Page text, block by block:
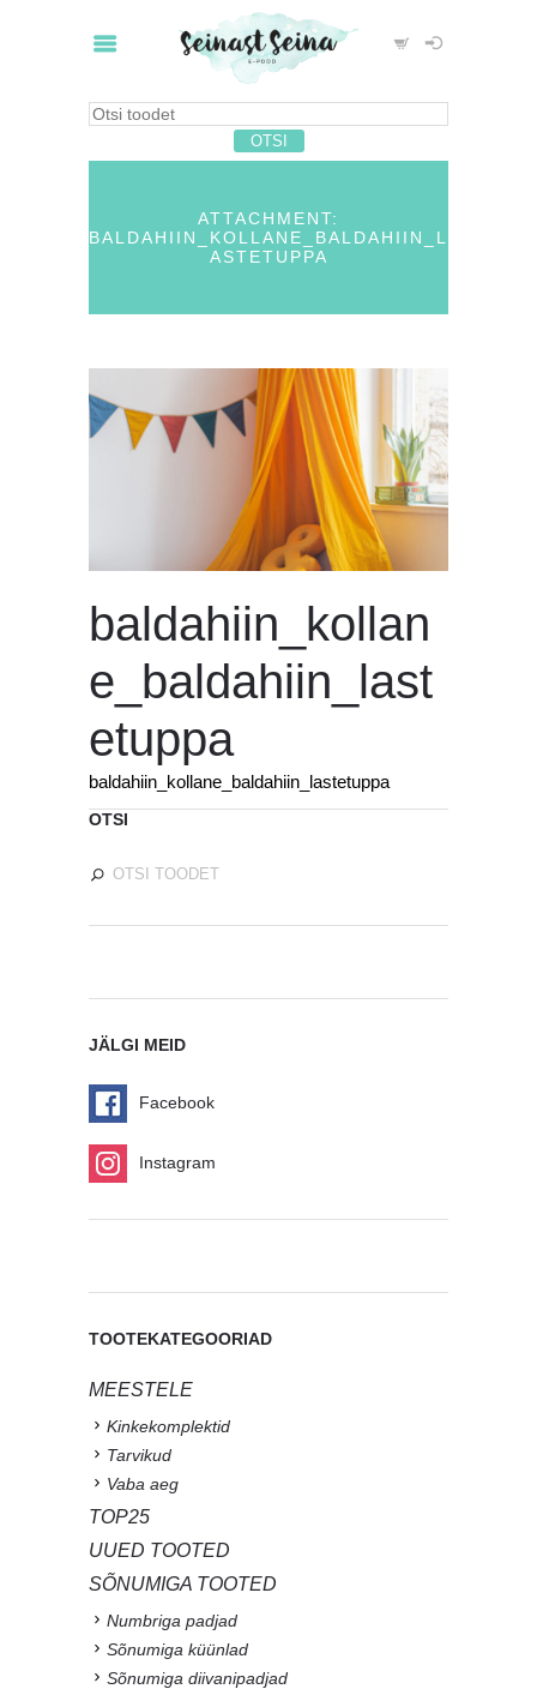
ATTACHMENT:
BALDAHIIN_KOLLANE_BALDAHIIN_L
ASTETUPPA
baldahiin_kollan
e_baldahiin_last
etuppa
baldahiin_kollane_baldahiin_lastetuppa
OTSI
JÄLGI MEID
Facebook
Instagram
TOOTEKATEGOORIAD
MEESTELE
Kinkekomplektid
Tarvikud
Vaba aeg
TOP25
UUED TOOTED
SÕNUMIGA TOOTED
Numbriga padjad
Sõnumiga küünlad
Sõnumiga diivanipadjad